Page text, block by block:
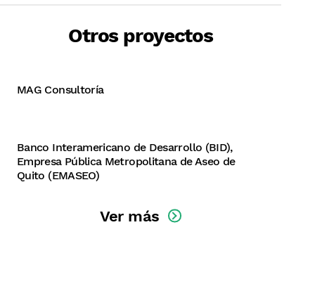
Otros proyectos
Quibdó y Buenaventura (Colombia)
MAG Consultoría
Fortalecimiento del Programa de
Residuos Reciclables del Distrito
Metropolitano de Quito (Ecuador)
Banco Interamericano de Desarrollo (BID),
Empresa Pública Metropolitana de Aseo de
Quito (EMASEO)
Ver más